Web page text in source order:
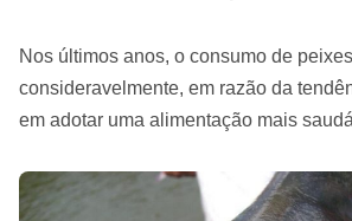
Nos últimos anos, o consumo de
consideravelmente, em razão da
em adotar uma alimentação mais